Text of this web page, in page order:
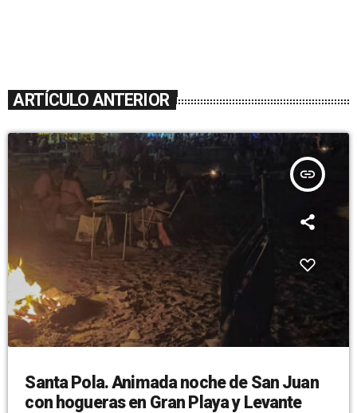
ARTÍCULO ANTERIOR
insert_link
Santa Pola. Animada noche de San Juan
con hogueras en Gran Playa y Levante